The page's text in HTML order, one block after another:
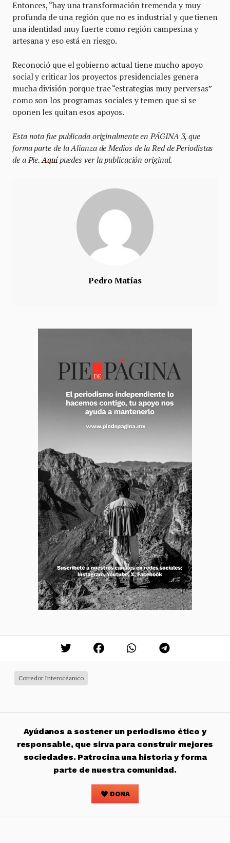
Entonces, “hay una transformación tremenda y muy
profunda de una región que no es industrial y que tienen
una identidad muy fuerte como región campesina y
artesana y eso está en riesgo.
Reconoció que el gobierno actual tiene mucho apoyo
social y criticar los proyectos presidenciales genera
mucha división porque trae “estrategias muy perversas”
como son los programas sociales y temen que si se
oponen les quitan esos apoyos.
Esta nota fue publicada originalmente en PÁGINA 3, que
forma parte de la Alianza de Medios de la Red de Periodistas
de a Pie.Aquípuedes ver la publicación original.
Pedro Matías
Corredor Interocéanico
Ayúdanos a sostener un periodismo ético y
responsable, que sirva para construir mejores
sociedades. Patrocina una historia y forma
parte de nuestra comunidad.
DONA